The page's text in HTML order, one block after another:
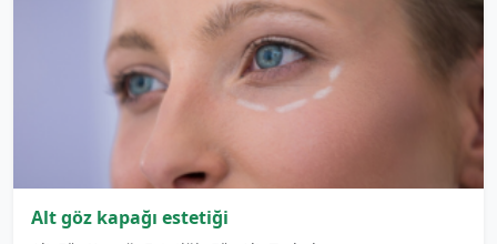
Alt göz kapağı estetiği